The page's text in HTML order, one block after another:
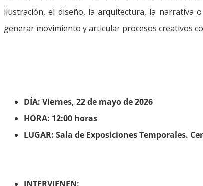
ilustración, el diseño, la arquitectura, la narrativa
generar movimiento y articular procesos creativos
DÍA: Viernes, 22 de mayo de 2026
HORA: 12:00 horas
LUGAR: Sala de Exposiciones Temporales.